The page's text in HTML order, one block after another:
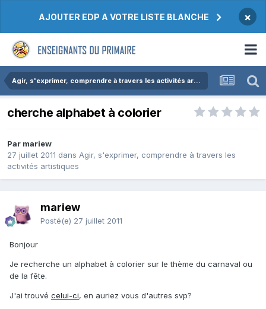
AJOUTER EDP A VOTRE LISTE BLANCHE ×
Agir, s'exprimer, comprendre à travers les activités artistiques
cherche alphabet à colorier
Par mariew
27 juillet 2011 dans Agir, s'exprimer, comprendre à travers les
activités artistiques
mariew
Posté(e) 27 juillet 2011
Bonjour
Je recherche un alphabet à colorier sur le thème du carnaval ou
de la fête.
J'ai trouvé celui-ci, en auriez vous d'autres svp?